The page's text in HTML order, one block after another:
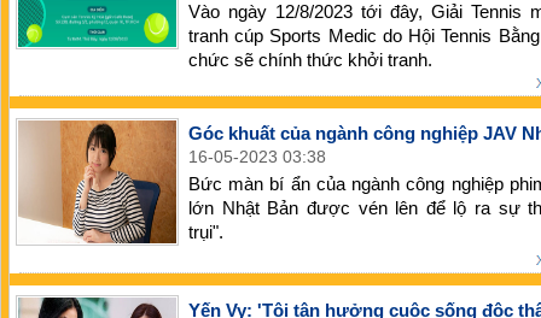
Vào ngày 12/8/2023 tới đây, Giải Tennis
tranh cúp Sports Medic do Hội Tennis
chức sẽ chính thức khởi tranh.
Góc khuất của ngành công nghiệp JAV
16-05-2023 03:38
Bức màn bí ẩn của ngành công nghiệp
lớn Nhật Bản được vén lên để lộ ra sự
trụi".
Yến Vy: 'Tôi tận hưởng cuộc sống độc